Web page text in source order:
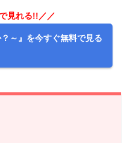
見れる!!／／
～』を今すぐ無料で見る